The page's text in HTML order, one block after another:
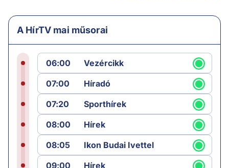
A HírTV mai műsorai
06:00
Vezércikk
07:00
Híradó
07:20
Sporthírek
08:00
Hírek
08:05
Ikon Budai Ivettel
09:00
Hírek